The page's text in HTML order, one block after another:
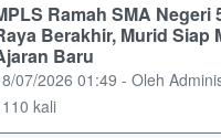
Ramah SMA Negeri
Berakhir, Murid Siap
Baru
07/2026 01:49 - Oleh
kali